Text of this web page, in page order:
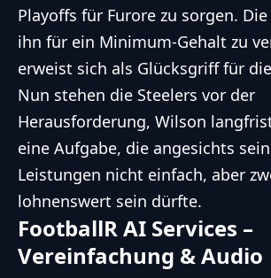
Playoffs für Furore zu sorgen.
ihn für ein Minimum-Gehalt zu
erweist sich als Glücksgriff für
Nun stehen die Steelers vor der
Herausforderung, Wilson
eine Aufgabe, die angesichts
Leistungen nicht einfach, aber
lohnenswert sein dürfte.
FootballR AI Services –
Vereinfachung & Audio